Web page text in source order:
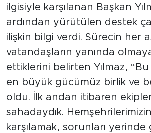
ilgisiyle karşılanan Başkan
ardından yürütülen destek
ilişkin bilgi verdi. Sürecin her
vatandaşların yanında
ettiklerini belirten Yılmaz,
en büyük gücümüz birlik ve
oldu. İlk andan itibaren
sahadaydık.
karşılamak, sorunları yerinde